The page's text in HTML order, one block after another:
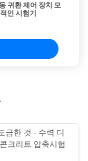
귀환 제어 장치 모
인 시험기
금한 것 - 수력 디
크리트 압축시험